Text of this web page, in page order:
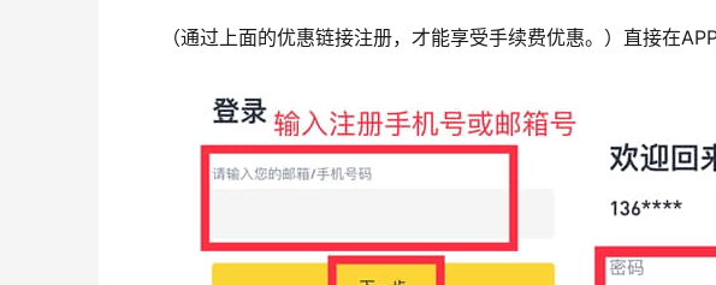
（通过上面的优惠链接注册，才能享受手续费优惠。）直接在